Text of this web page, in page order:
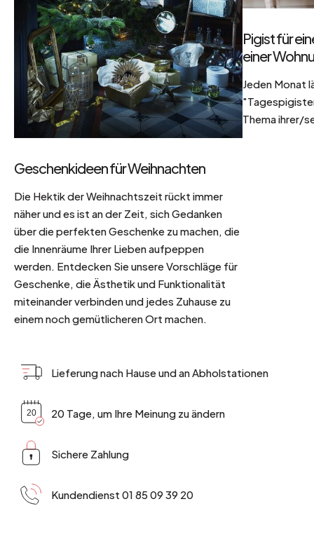
Geschenkideen für Weihnachten
Die Hektik der Weihnachtszeit rückt immer
näher und es ist an der Zeit, sich Gedanken
über die perfekten Geschenke zu machen, die
die Innenräume Ihrer Lieben aufpeppen
werden. Entdecken Sie unsere Vorschläge für
Geschenke, die Ästhetik und Funktionalität
miteinander verbinden und jedes Zuhause zu
einem noch gemütlicheren Ort machen.
Pigist für
einer
Jeden Monat
Thema ihrer/
Lieferung nach Hause und an Abholstationen
20 Tage, um Ihre Meinung zu ändern
Sichere Zahlung
Kundendienst 01 85 09 39 20